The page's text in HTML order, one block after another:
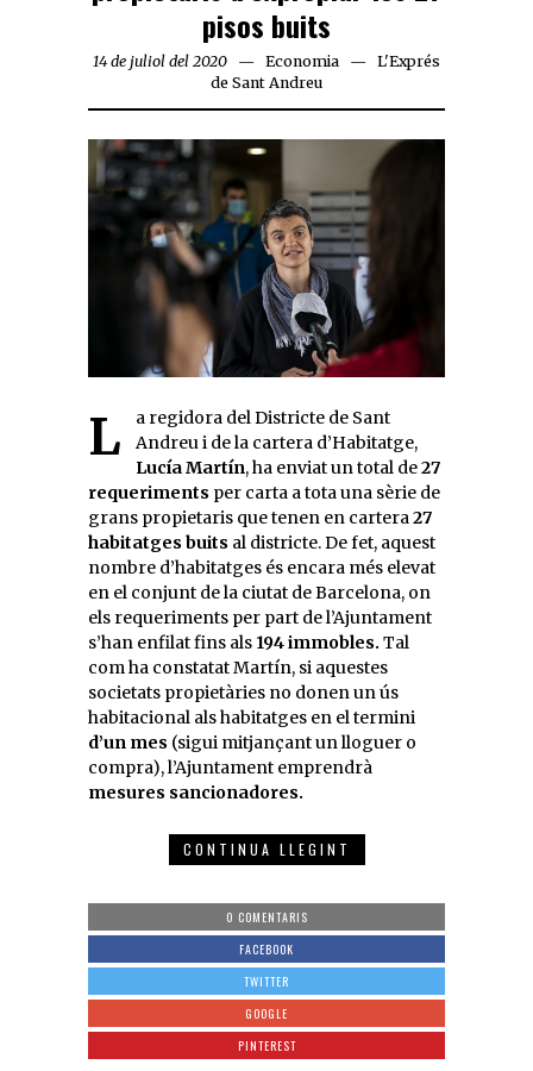
pisos buits
14 de juliol del 2020 Economia
L'Exprés
de Sant Andreu
La regidora del Districte de Sant
Andreu i de la cartera d’Habitatge,
Lucía Martín, ha enviat un total de27
requeriments per carta a tota una sèrie de
grans propietaris que tenen en cartera27
habitatges buits al districte. De fet, aquest
nombre d’habitatges és encara més elevat
en el conjunt de la ciutat de Barcelona, on
els requeriments per part de l’Ajuntament
s’han enfilat fins als 194 immobles. Tal
com ha constatat Martín, si aquestes
societats propietàries no donen un ús
habitacional als habitatges en el termini
d’un mes (sigui mitjançant un lloguer o
compra), l’Ajuntament emprendrà
mesures sancionadores.
CONTINUA LLEGINT
0 COMENTARIS
FACEBOOK
TWITTER
GOOGLE
PINTEREST